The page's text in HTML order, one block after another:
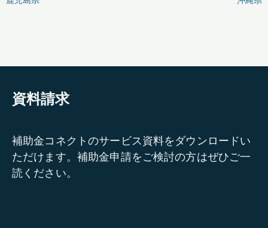
資料請求
補助金コネクトのサービス資料をダウンロードい
ただけます。補助金申請をご検討の方はぜひご一
読ください。